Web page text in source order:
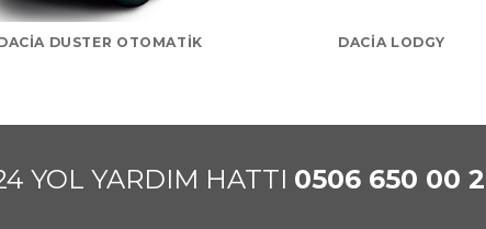
DUSTER OTOMATIK DACIA LODGY
YOL YARDIM HATTI 0506 650 00